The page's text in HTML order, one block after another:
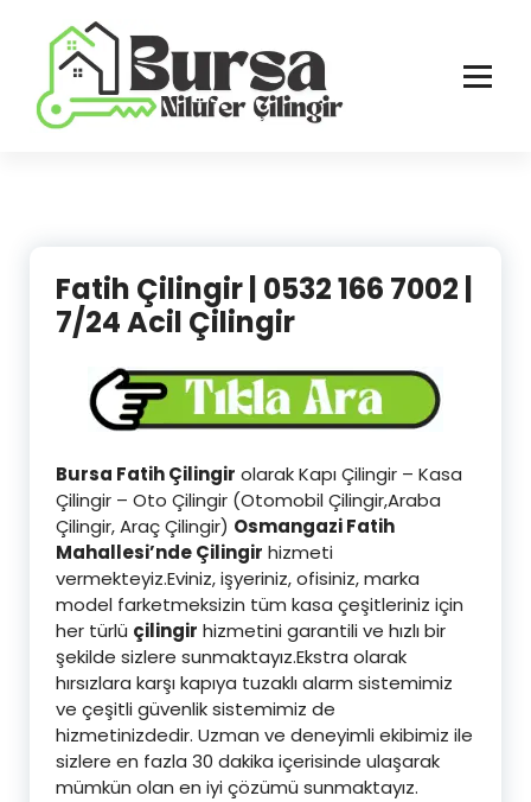
Fatih Çilingir | 0532 166 7002 |
7/24 Acil Çilingir
Bursa Fatih Çilingir olarak Kapı Çilingir – Kasa
Çilingir – Oto Çilingir (Otomobil Çilingir,Araba
Çilingir, Araç Çilingir) OsmangaziFatih
Mahallesi’nde Çilingir hizmeti
vermekteyiz.Eviniz, işyeriniz, ofisiniz, marka
model farketmeksizin tüm kasa çeşitleriniz için
her türlü çilingir hizmetini garantili ve hızlı bir
şekilde sizlere sunmaktayız.Ekstra olarak
hırsızlara karşı kapıya tuzaklı alarm sistemimiz
ve çeşitli güvenlik sistemimiz de
hizmetinizdedir. Uzman ve deneyimli ekibimiz ile
sizlere en fazla 30 dakika içerisinde ulaşarak
mümkün olan en iyi çözümü sunmaktayız.